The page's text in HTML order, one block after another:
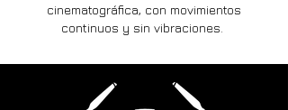
cinematográfica, con movimientos
continuos y sin vibraciones.